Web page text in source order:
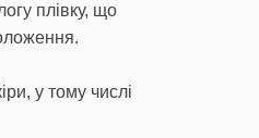
плівку, що
у тому числі